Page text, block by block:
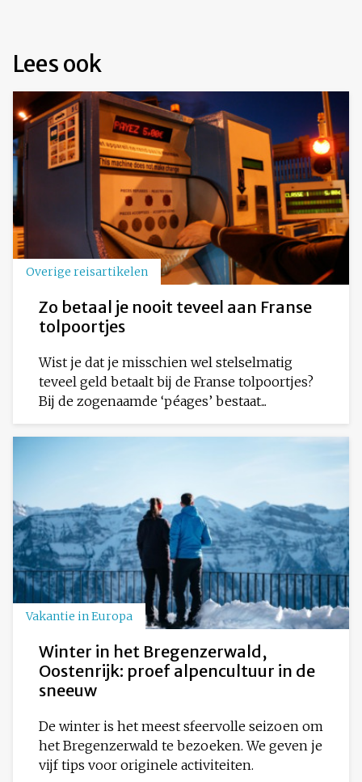
Lees ook
Overige reisartikelen
Zo betaal je nooit teveel aan Franse
tolpoortjes
Wist je dat je misschien wel stelselmatig
teveel geld betaalt bij de Franse tolpoortjes?
Bij de zogenaamde ‘péages’ bestaat...
Vakantie in Europa
Winter in het Bregenzerwald,
Oostenrijk: proef alpencultuur in de
sneeuw
De winter is het meest sfeervolle seizoen om
het Bregenzerwald te bezoeken. We geven je
vijf tips voor originele activiteiten.